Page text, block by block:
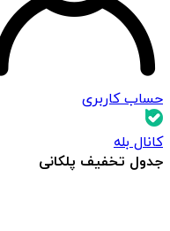
حساب کاربری
کانال بله
جدول تخفیف پلکانی